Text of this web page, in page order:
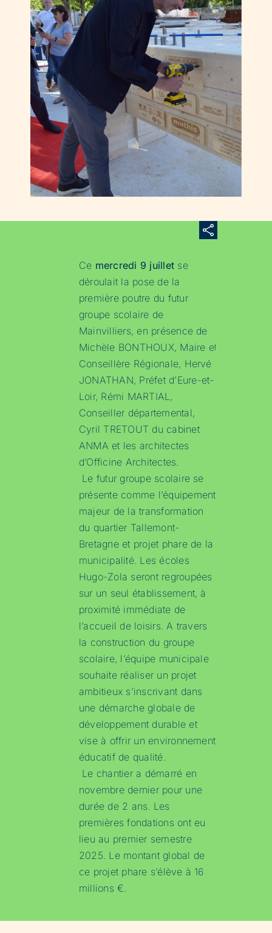
Ce mercredi 9 juillet se
déroulait la pose de la
première poutre du futur
groupe scolaire de
Mainvilliers, en présence de
Michèle BONTHOUX, Maire et
Conseillère Régionale, Hervé
JONATHAN, Préfet d’Eure-et-
Loir, Rémi MARTIAL,
Conseiller départemental,
Cyril TRETOUT du cabinet
ANMA et les architectes
d’Officine Architectes.
Le futur groupe scolaire se
présente comme l’équipement
majeur de la transformation
du quartier Tallemont-
Bretagne et projet phare de la
municipalité. Les écoles
Hugo-Zola seront regroupées
sur un seul établissement, à
proximité immédiate de
l’accueil de loisirs. A travers
la construction du groupe
scolaire, l’équipe municipale
souhaite réaliser un projet
ambitieux s’inscrivant dans
une démarche globale de
développement durable et
vise à offrir un environnement
éducatif de qualité.
Le chantier a démarré en
novembre dernier pour une
durée de 2 ans. Les
premières fondations ont eu
lieu au premier semestre
2025. Le montant global de
ce projet phare s’élève à 16
millions €.